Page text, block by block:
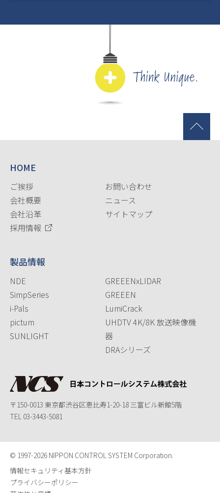
HOME
ご挨拶
会社概要
会社沿革
採用情報
お問い合わせ
ニュース
サイトマップ
製品情報
NDE
SimpSeries
i-Pals
pictum
SUNLIGHT
GREEENxLIDAR
GREEEN
LumiCrack
UHDTV 4K/8K 放送映像機
器
DRAシリーズ
〒150-0013 東京都渋谷区恵比寿1-20-18 三富ビル新館5階
TEL 03-3443-5081
© 1997-2026 NIPPON CONTROL SYSTEM Corporation.
情報セキュリティ基本方針
プライバシーポリシー